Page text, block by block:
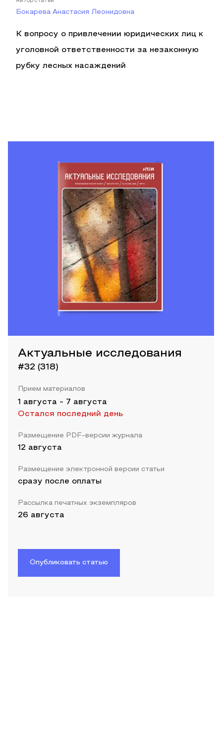
Бокарева Анастасия Леонидовна
К вопросу о привлечении юридических лиц к
уголовной ответственности за незаконную
рубку лесных насаждений
Актуальные исследования
#32 (318)
Прием материалов
1 августа - 7 августа
Остался последний день
Размещение PDF-версии журнала
12 августа
Размещение электронной версии статьи
сразу после оплаты
Рассылка печатных экземпляров
26 августа
Опубликовать статью